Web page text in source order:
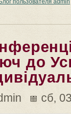
Блог пользователя admin
до
сб,